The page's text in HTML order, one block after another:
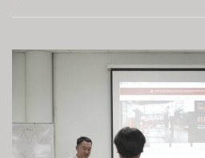
นักเรียน
ปฏิบัติ
การ